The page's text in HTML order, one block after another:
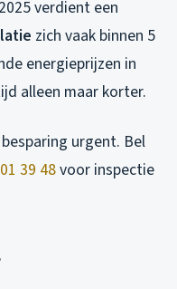
verdient een
zich vaak binnen 5
energieprijzen in
alleen maar korter.
urgent. Bel
39 48voor inspectie